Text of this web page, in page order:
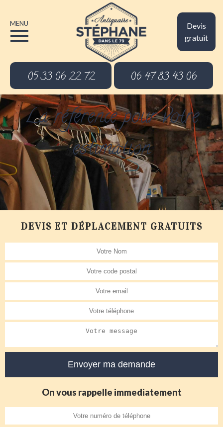
Devis
gratuit
MENU
05 33 06 22 72 06 47 83 43 06
La référence pour votre
estimation
DEVIS ET DÉPLACEMENT GRATUITS
On vous rappelle immediatement